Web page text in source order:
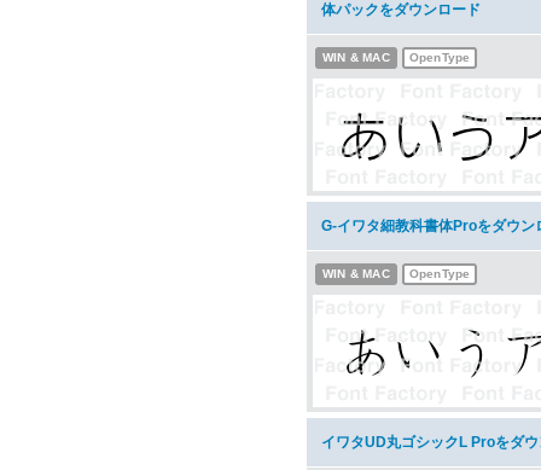
体パックをダウンロード
WIN & MAC OpenType
G-イワタ細教科書体Proをダウン
WIN & MAC OpenType
イワタUD丸ゴシックL Proをダ